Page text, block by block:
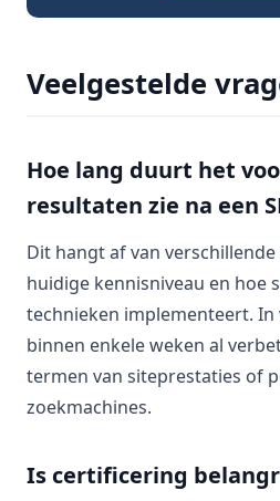
Veelgestelde
Hoe lang duurt het
resultaten zie na een
Dit hangt af van
huidige kennisniveau en hoe
technieken implementeert. In
binnen enkele weken al
termen van siteprestaties of
zoekmachines.
Is certificering